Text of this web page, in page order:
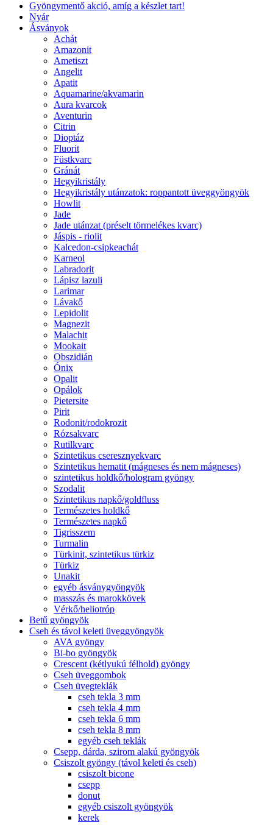
Gyöngymentő akció, amíg a készlet tart!
Nyár
Ásványok
Achát
Amazonit
Ametiszt
Angelit
Apatit
Aquamarine/akvamarin
Aura kvarcok
Aventurin
Citrin
Dioptáz
Fluorit
Füstkvarc
Gránát
Hegyikristály
Hegyikristály utánzatok: roppantott üveggyöngyök
Howlit
Jade
Jade utánzat (préselt törmelékes kvarc)
Jáspis - riolit
Kalcedon-csipkeachát
Karneol
Labradorit
Lápisz lazuli
Larimar
Lávakő
Lepidolit
Magnezit
Malachit
Mookait
Obszidián
Ónix
Opalit
Opálok
Pietersite
Pirit
Rodonit/rodokrozit
Rózsakvarc
Rutilkvarc
Szintetikus cseresznyekvarc
Szintetikus hematit (mágneses és nem mágneses)
szintetikus holdkő/hologram gyöngy
Szodalit
Szintetikus napkő/goldfluss
Természetes holdkő
Természetes napkő
Tigrisszem
Turmalin
Türkinit, szintetikus türkiz
Türkiz
Unakit
egyéb ásványgyöngyök
masszás és marokkövek
Vérkő/heliotróp
Betű gyöngyök
Cseh és távol keleti üveggyöngyök
AVA gyöngy
Bi-bo gyöngyök
Crescent (kétlyukú félhold) gyöngy
Cseh üveggombok
Cseh üvegteklák
cseh tekla 3 mm
cseh tekla 4 mm
cseh tekla 6 mm
cseh tekla 8 mm
egyéb cseh teklák
Csepp, dárda, szirom alakú gyöngyök
Csiszolt gyöngy (távol keleti és cseh)
csiszolt bicone
csepp
donut
egyéb csiszolt gyöngyök
kerek